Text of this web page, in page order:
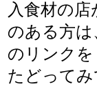
入食材の
のある方は
のリンクを
たどってみ